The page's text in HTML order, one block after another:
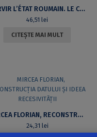
SERVIR L’ÉTAT ROUMAIN. LE CORPS PRÉFECTORAL, 1866-1940
46,51lei
CITEȘTE MAI MULT
MIRCEA FLORIAN, RECONSTRUCȚIA DATULUI ȘI IDEEA RECESIVITĂȚII
24,31 lei